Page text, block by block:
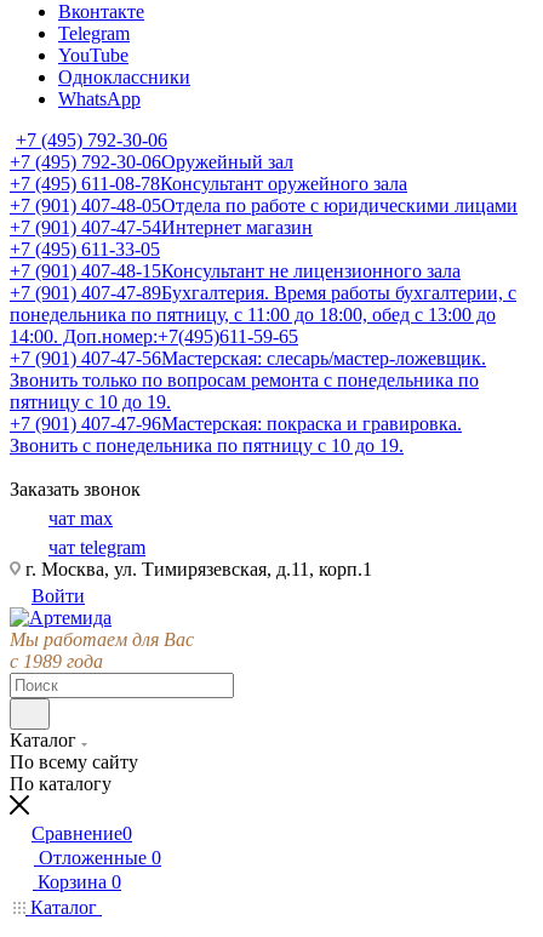
Вконтакте
Telegram
YouTube
Одноклассники
WhatsApp
+7 (495) 792-30-06
+7 (495) 792-30-06Оружейный зал
+7 (495) 611-08-78Консультант оружейного зала
+7 (901) 407-48-05Отдела по работе с юридическими лицами
+7 (901) 407-47-54Интернет магазин
+7 (495) 611-33-05
+7 (901) 407-48-15Консультант не лицензионного зала
+7 (901) 407-47-89Бухгалтерия. Время работы бухгалтерии, с
понедельника по пятницу, с 11:00 до 18:00, обед с 13:00 до
14:00. Доп.номер:+7(495)611-59-65
+7 (901) 407-47-56Мастерская: слесарь/мастер-ложевщик.
Звонить только по вопросам ремонта с понедельника по
пятницу с 10 до 19.
+7 (901) 407-47-96Мастерская: покраска и гравировка.
Звонить с понедельника по пятницу с 10 до 19.
Заказать звонок
чат max
чат telegram
г. Москва, ул. Тимирязевская, д.11, корп.1
Войти
Мы работаем для Вас
с 1989 года
Каталог
По всему сайту
По каталогу
Сравнение0
Отложенные 0
Корзина 0
Каталог